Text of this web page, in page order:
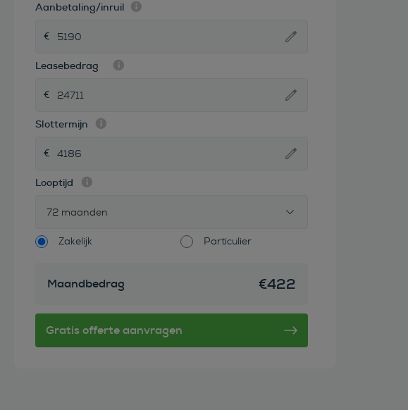
Aanbetaling/inruil
Leasebedrag
Slottermijn
Looptijd
72 maanden
Zakelijk Particulier
Maandbedrag €422